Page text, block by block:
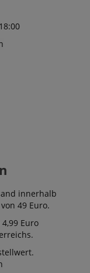
innerhalb
49 Euro.
Euro